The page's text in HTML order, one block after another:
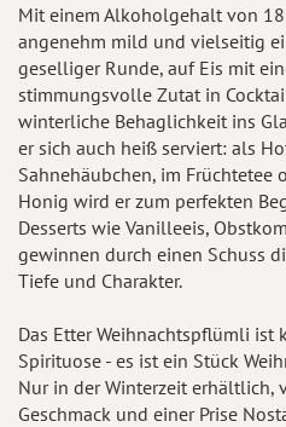
Mit einem Alkoholgehalt von
angenehm mild und vielseitig
geselliger Runde, auf Eis mit
stimmungsvolle Zutat in
winterliche Behaglichkeit ins
er sich auch heiß serviert: als
Sahnehäubchen, im
Honig wird er zum perfekten
Desserts wie Vanilleeis,
gewinnen durch einen Schuss
Tiefe und Charakter.
Das Etter Weihnachtspflümli ist
Spirituose - es ist ein Stück
Nur in der Winterzeit erhältlich,
Geschmack und einer Prise